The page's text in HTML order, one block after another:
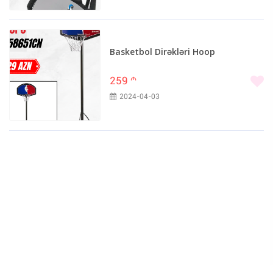
Basketbol Dirəkləri Hoop
259 m
2024-04-03